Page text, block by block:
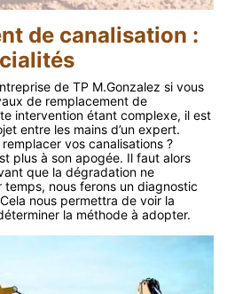
de canalisation :
de TP M.Gonzalez si vous
de remplacement de
intervention étant complexe, il est
entre les mains d’un expert.
vos canalisations ?
plus à son apogée. Il faut alors
que la dégradation ne
temps, nous ferons un diagnostic
nous permettra de voir la
la méthode à adopter.